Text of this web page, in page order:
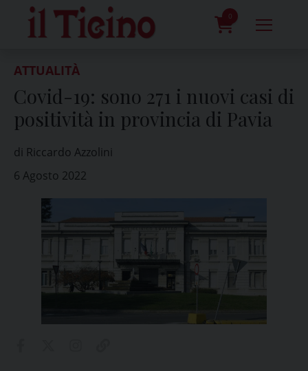
content
0
ATTUALITÀ
Covid-19: sono 271 i nuovi casi di
positività in provincia di Pavia
di Riccardo Azzolini
6 Agosto 2022